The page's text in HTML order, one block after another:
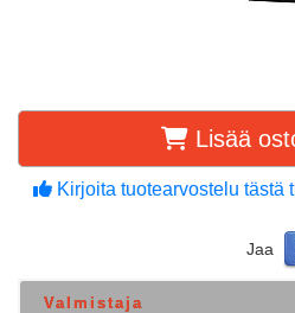
Lisää
Kirjoita tuotearvostelu tästä
Jaa
Valmistaja